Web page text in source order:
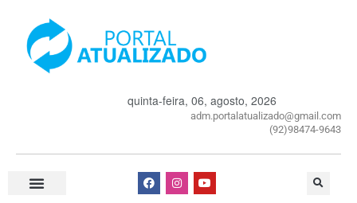
quinta-feira, 06, agosto, 2026
adm.portalatualizado@gmail.com
(92)98474-9643